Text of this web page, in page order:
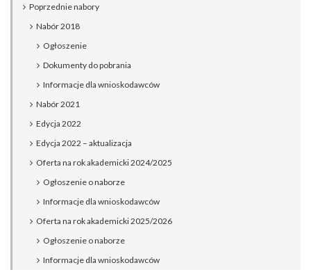
Poprzednie nabory
Nabór 2018
Ogłoszenie
Dokumenty do pobrania
Informacje dla wnioskodawców
Nabór 2021
Edycja 2022
Edycja 2022 – aktualizacja
Oferta na rok akademicki 2024/2025
Ogłoszenie o naborze
Informacje dla wnioskodawców
Oferta na rok akademicki 2025/2026
Ogłoszenie o naborze
Informacje dla wnioskodawców